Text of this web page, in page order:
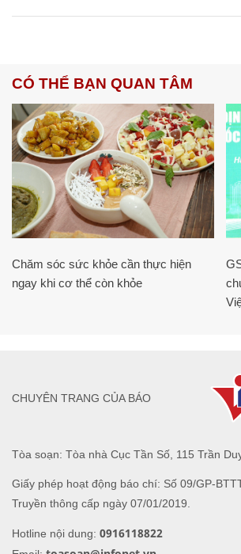
CÓ THỂ BẠN QUAN TÂM
Chăm sóc sức khỏe cần thực hiện
ngay khi cơ thể còn khỏe
Tòa soạn: Tòa nhà Cục Tần Số, 115 Trần
Giấy phép hoạt động báo chí: Số 09/GP-
Truyền thông cấp ngày 07/01/2019.
Hotline nội dung: 0916118822
CHUYÊN TRANG CỦA BÁO